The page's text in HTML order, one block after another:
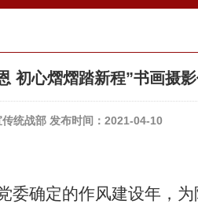
初心熠熠踏新程”书画摄
统战部 发布时间：2021-04-10
委确定的作风建设年，